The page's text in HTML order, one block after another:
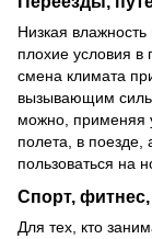
Низкая
плохие условия в
смена климата
вызывающим
можно, применяя
полета, в поезде,
пользоваться на
Спорт, фитнес,
Для тех, кто